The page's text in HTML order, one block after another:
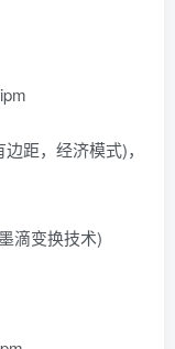
距，经济模式)，
滴变换技术)